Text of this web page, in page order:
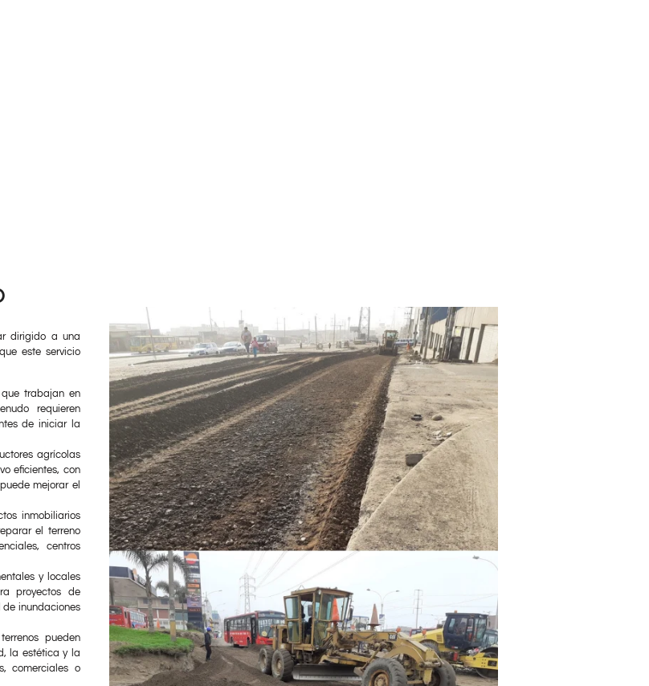
dirigido a una
este servicio
trabajan en
requieren
de iniciar la
agrícolas
eficientes, con
mejorar el
inmobiliarios
el terreno
centros
y locales
proyectos de
de inundaciones
pueden
la estética y la
comerciales o